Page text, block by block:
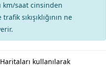
km/saat cinsinden
sıkışıklığının ne
kullanılarak